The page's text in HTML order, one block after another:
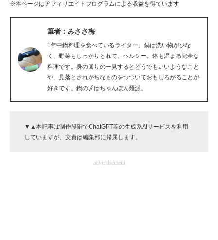
製造業のIT導入・活用を支援
モノづくり技術者専門サイト
エレクトロニクス専門サイト
電子設計の基本と応用
エネルギーの専門メディア
ちょっと気になるネットの話題
※本ページはアフィリエイトプログラムによる収益を得ています
筆者：みささ梅
1年中鍋料理を食べているライター。鍋は洗い物が少な
く、野菜もしっかりとれて、ヘルシー。体も温まる完全な
料理です。身の回りの一見するとどうでもいいようなこと
や、見落とされがちなものをつついておもしろがることが
好きです。鍋の〆はちゃんぽん麺派。
▼▲本記事は制作段階でChatGPT等の生成系AIサービスを利用
していますが、文責は編集部に帰属します。
advertisement